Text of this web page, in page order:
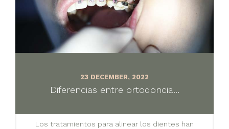
23 DECEMBER, 2022
Diferencias entre ortodoncia...
Los tratamientos para alinear los dientes han